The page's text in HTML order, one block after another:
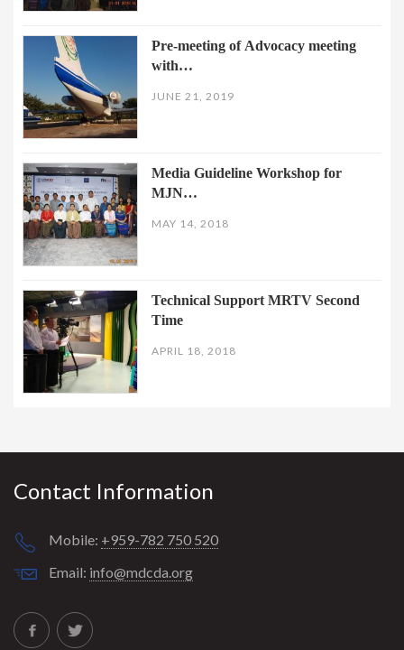
Pre-meeting of Advocacy meeting
with…
JUNE 21, 2019
Media Guideline Workshop for
MJN…
MAY 14, 2018
Technical Support MRTV Second
Time
APRIL 18, 2018
Contact Information
Mobile: +959-782 750 520
Email: info@mdcda.org